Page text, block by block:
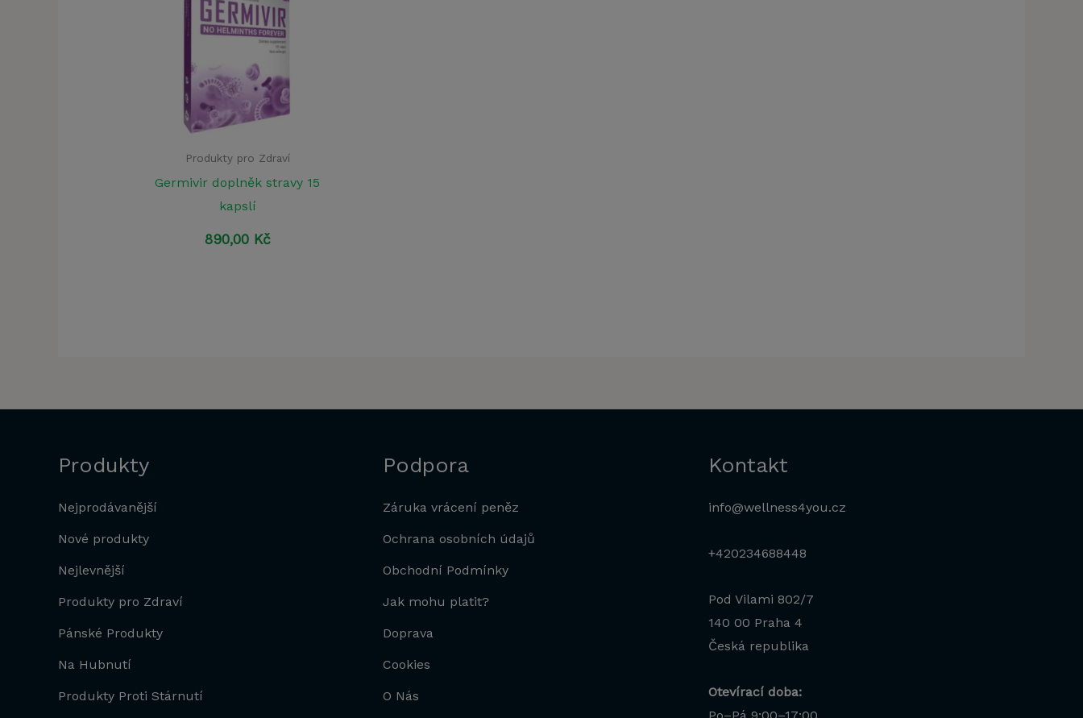
Produkty pro Zdraví
Germivir doplněk stravy 15
kapslí
890,00 Kč
Produkty
Nejprodávanější
Nové produkty
Nejlevnější
Produkty pro Zdraví
Pánské Produkty
Na Hubnutí
Produkty Proti Stárnutí
Podpora
Záruka vrácení peněz
Ochrana osobních údajů
Obchodní Podmínky
Jak mohu platit?
Doprava
Cookies
O Nás
Kontakt
info@wellness4you.cz
+420234688448
Pod Vilami 802/7
140 00 Praha 4
Česká republika
Otevírací doba: